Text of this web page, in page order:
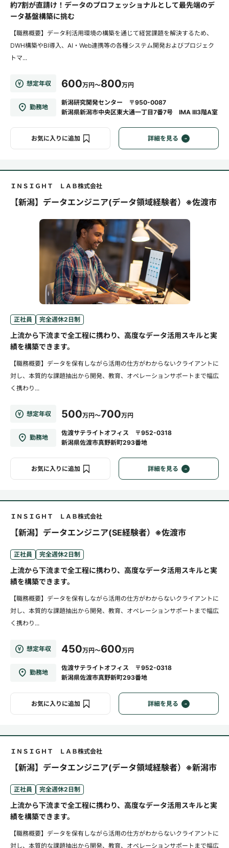
約7割が直請け！データのプロフェッショナルとして最先端のデ
ータ基盤構築に挑む
【職務概要】データ利活用環境の構築を通じて経営課題を解決するため、
DWH構築やBI導入、AI・Web連携等の各種システム開発およびプロジェク
トマ...
想定年収 600万円～800万円
勤務地
新潟研究開発センター 〒950-0087
新潟県新潟市中央区東大通一丁目7番7号 IMA III3階A室
お気に入りに追加 詳細を見る
ＩＮＳＩＧＨＴ ＬＡＢ株式会社
【新潟】データエンジニア(データ領域経験者）※佐渡市
正社員 完全週休2日制
上流から下流まで全工程に携わり、高度なデータ活用スキルと実
績を構築できます。
【職務概要】データを保有しながら活用の仕方がわからないクライアントに
対し、本質的な課題抽出から開発、教育、オペレーションサポートまで幅広
く携わり...
想定年収 500万円～700万円
勤務地
佐渡サテライトオフィス 〒952-0318
新潟県佐渡市真野新町293番地
お気に入りに追加 詳細を見る
ＩＮＳＩＧＨＴ ＬＡＢ株式会社
【新潟】データエンジニア(SE経験者）※佐渡市
正社員 完全週休2日制
上流から下流まで全工程に携わり、高度なデータ活用スキルと実
績を構築できます。
【職務概要】データを保有しながら活用の仕方がわからないクライアントに
対し、本質的な課題抽出から開発、教育、オペレーションサポートまで幅広
く携わり...
想定年収 450万円～600万円
勤務地
佐渡サテライトオフィス 〒952-0318
新潟県佐渡市真野新町293番地
お気に入りに追加 詳細を見る
ＩＮＳＩＧＨＴ ＬＡＢ株式会社
【新潟】データエンジニア(データ領域経験者）※新潟市
正社員 完全週休2日制
上流から下流まで全工程に携わり、高度なデータ活用スキルと実
績を構築できます。
【職務概要】データを保有しながら活用の仕方がわからないクライアントに
対し、本質的な課題抽出から開発、教育、オペレーションサポートまで幅広